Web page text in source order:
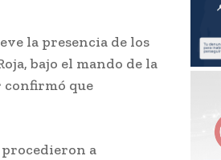
la presencia de los
bajo el mando de la
confirmó que
a